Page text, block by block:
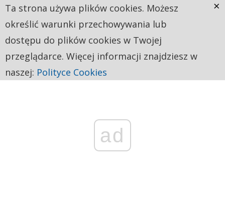
ad
Ta strona używa plików cookies. Możesz
określić warunki przechowywania lub
dostępu do plików cookies w Twojej
przeglądarce. Więcej informacji znajdziesz w
naszej: Polityce Cookies
×